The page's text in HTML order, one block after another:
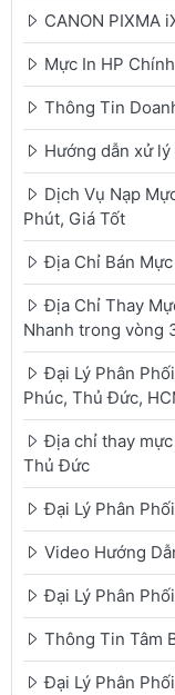
CANON PIXMA
Mực In HP
Thông Tin
Hướng dẫn xử
Dịch Vụ Nạp
Phút, Giá Tốt
Địa Chỉ Bán
Địa Chỉ Thay
Nhanh trong vòng
Đại Lý Phân
Phúc, Thủ Đức,
Địa chỉ thay mực
Thủ Đức
Đại Lý Phân
Video Hướng
Đại Lý Phân
Thông Tin Tâm
Đại Lý Phân